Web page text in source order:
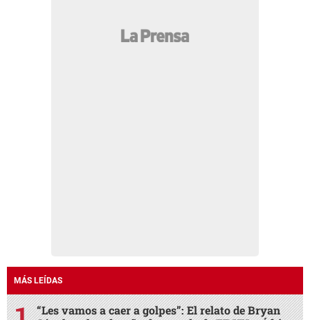
MÁS LEÍDAS
“Les vamos a caer a golpes”: El relato de Bryan